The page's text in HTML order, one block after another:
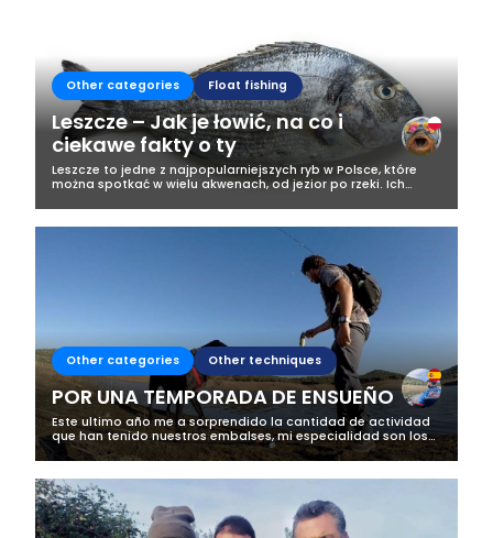
Other categories Float fishing
Leszcze – Jak je łowić, na co i
ciekawe fakty o ty
Leszcze to jedne z najpopularniejszych ryb w Polsce, które
można spotkać w wielu akwenach, od jezior po rzeki. Ich
te ryby, mimo swojej...
Other categories Other techniques
POR UNA TEMPORADA DE ENSUEÑO
Este ultimo año me a sorprendido la cantidad de actividad
que han tenido nuestros embalses, mi especialidad son los
depredadores, mas concretamente el Black bass, y me a
parecido increíble la...